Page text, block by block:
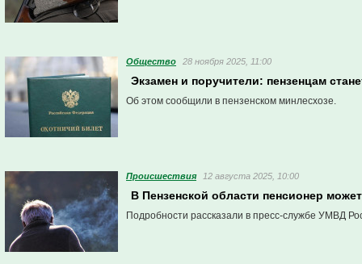
Общество 28 ноября 2025, 11:00
Экзамен и поручители: пензенцам
Об этом сообщили в пензенском минлесхозе.
Проиcшествия 12 августа 2025, 10:00
В Пензенской области пенсионер
Подробности рассказали в пресс-службе УМВД